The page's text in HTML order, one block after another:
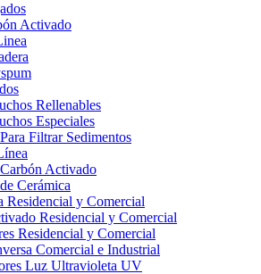
Activado
Rellenables
Especiales
Filtrar Sedimentos
Activado
Cerámica
Residencial y Comercial
Residencial y Comercial
Residencial y Comercial
Comercial e Industrial
Luz Ultravioleta UV